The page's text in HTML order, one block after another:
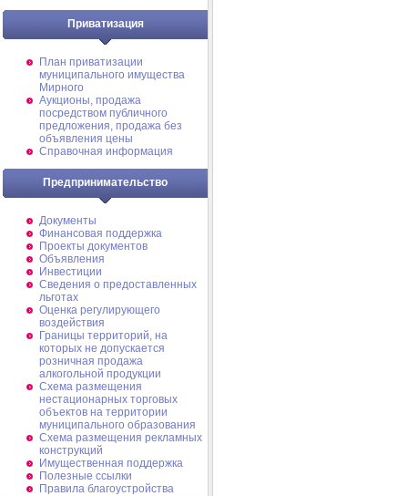
Приватизация
План приватизации
муниципального имущества
Мирного
Аукционы, продажа
посредством публичного
предложения, продажа без
объявления цены
Справочная информация
Предпринимательство
Документы
Финансовая поддержка
Проекты документов
Объявления
Инвестиции
Сведения о предоставленных
льготах
Оценка регулирующего
воздействия
Границы территорий, на
которых не допускается
розничная продажа
алкогольной продукции
Схема размещения
нестационарных торговых
объектов на территории
муниципального образования
Схема размещения рекламных
конструкций
Имущественная поддержка
Полезные ссылки
Правила благоустройства